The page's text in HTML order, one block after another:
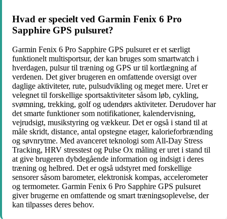
Hvad er specielt ved Garmin Fenix 6 Pro
Sapphire GPS pulsuret?
Garmin Fenix 6 Pro Sapphire GPS pulsuret er et særligt
funktionelt multisportsur, der kan bruges som smartwatch i
hverdagen, pulsur til træning og GPS ur til kortlægning af
verdenen. Det giver brugeren en omfattende oversigt over
daglige aktiviteter, rute, pulsudvikling og meget mere. Uret er
velegnet til forskellige sportsaktiviteter såsom løb, cykling,
svømning, trekking, golf og udendørs aktiviteter. Derudover har
det smarte funktioner som notifikationer, kalendervisning,
vejrudsigt, musikstyring og vækkeur. Det er også i stand til at
måle skridt, distance, antal opstegne etager, kalorieforbrænding
og søvnrytme. Med avanceret teknologi som All-Day Stress
Tracking, HRV stresstest og Pulse Ox måling er uret i stand til
at give brugeren dybdegående information og indsigt i deres
træning og helbred. Det er også udstyret med forskellige
sensorer såsom barometer, elektronisk kompas, accelerometer
og termometer. Garmin Fenix 6 Pro Sapphire GPS pulsuret
giver brugerne en omfattende og smart træningsoplevelse, der
kan tilpasses deres behov.